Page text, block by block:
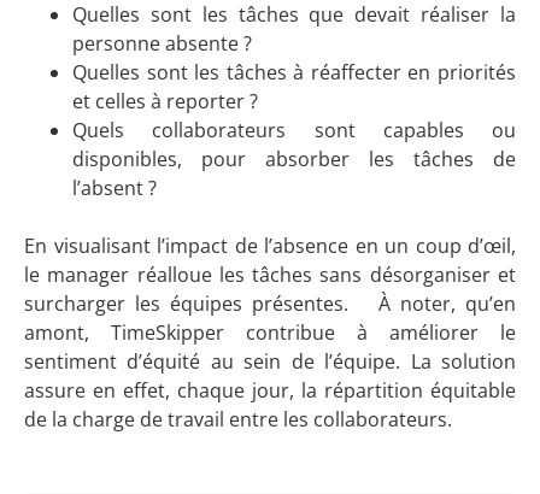
Quelles sont les tâches que devait réaliser la
personne absente ?
Quelles sont les tâches à réaffecter en priorités
et celles à reporter ?
Quels collaborateurs sont capables ou
disponibles, pour absorber les tâches de
l’absent ?
En visualisant l’impact de l’absence en un coup d’œil,
le manager réalloue les tâches sans désorganiser et
surcharger les équipes présentes. À noter, qu’en
amont, TimeSkipper contribue à améliorer le
sentiment d’équité au sein de l’équipe. La solution
assure en effet, chaque jour, la répartition équitable
de la charge de travail entre les collaborateurs.